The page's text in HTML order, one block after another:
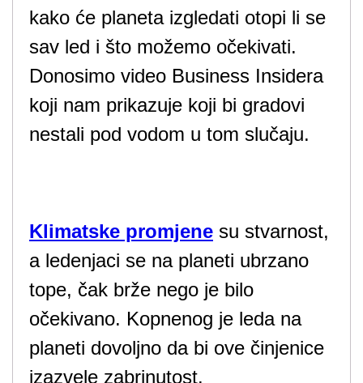
kako će planeta izgledati otopi li se
sav led i što možemo očekivati.
Donosimo video Business Insidera
koji nam prikazuje koji bi gradovi
nestali pod vodom u tom slučaju.
Klimatske promjene su stvarnost,
a ledenjaci se na planeti ubrzano
tope, čak brže nego je bilo
očekivano. Kopnenog je leda na
planeti dovoljno da bi ove činjenice
izazvele zabrinutost.